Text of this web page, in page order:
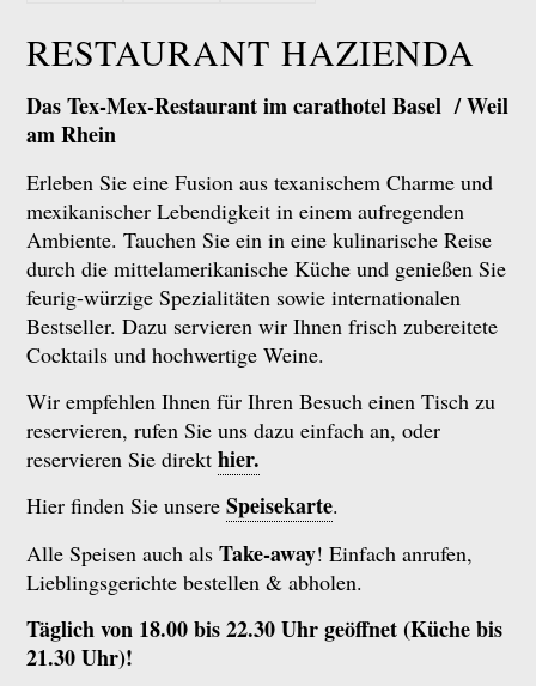
RESTAURANT HAZIENDA
Das Tex-Mex-Restaurant im carathotel Basel / Weil
am Rhein
Erleben Sie eine Fusion aus texanischem Charme und
mexikanischer Lebendigkeit in einem aufregenden
Ambiente. Tauchen Sie ein in eine kulinarische Reise
durch die mittelamerikanische Küche und genießen Sie
feurig-würzige Spezialitäten sowie internationalen
Bestseller. Dazu servieren wir Ihnen frisch zubereitete
Cocktails und hochwertige Weine.
Wir empfehlen Ihnen für Ihren Besuch einen Tisch zu
reservieren, rufen Sie uns dazu einfach an, oder
reservieren Sie direkthier.
Hier finden Sie unsereSpeisekarte.
Alle Speisen auch alsTake-away! Einfach anrufen,
Lieblingsgerichte bestellen & abholen.
Täglich von 18.00 bis 22.30 Uhr geöffnet (Küche bis
21.30 Uhr)!